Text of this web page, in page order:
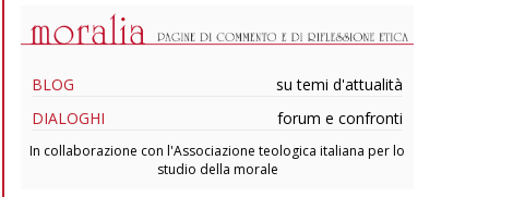
BLOG
su temi d'attualità
DIALOGHI
forum e confronti
In collaborazione con l'Associazione teologica italiana per lo
studio della morale